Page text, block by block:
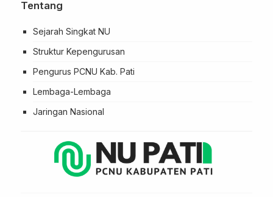
Tentang
Sejarah Singkat NU
Struktur Kepengurusan
Pengurus PCNU Kab. Pati
Lembaga-Lembaga
Jaringan Nasional